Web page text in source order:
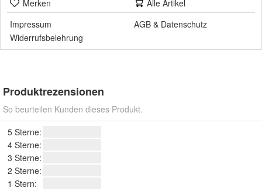
Merken
Alle Artikel
Impressum
AGB & Datenschutz
Widerrufsbelehrung
Produktrezensionen
So beurteilen Kunden dieses Produkt.
5 Sterne:
4 Sterne:
3 Sterne:
2 Sterne:
1 Stern: